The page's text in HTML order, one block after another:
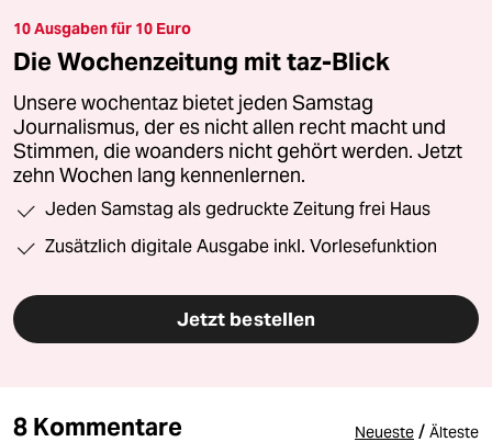
10 Ausgaben für 10 Euro
Die Wochenzeitung mit taz-Blick
Unsere wochentaz bietet jeden Samstag
Journalismus, der es nicht allen recht macht und
Stimmen, die woanders nicht gehört werden. Jetzt
zehn Wochen lang kennenlernen.
Jeden Samstag als gedruckte Zeitung frei Haus
Zusätzlich digitale Ausgabe inkl. Vorlesefunktion
Jetzt bestellen
8 Kommentare Neueste / Älteste